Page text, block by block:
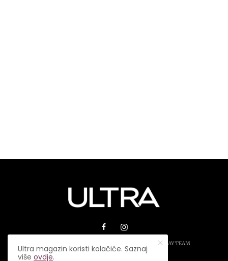
© 2026 ULTRA MAGAZIN. SVA PRAVA ZADRŽANA.PLAY TEAM
Ultra magazin koristi kolačiće. Saznaj
višeovdje.